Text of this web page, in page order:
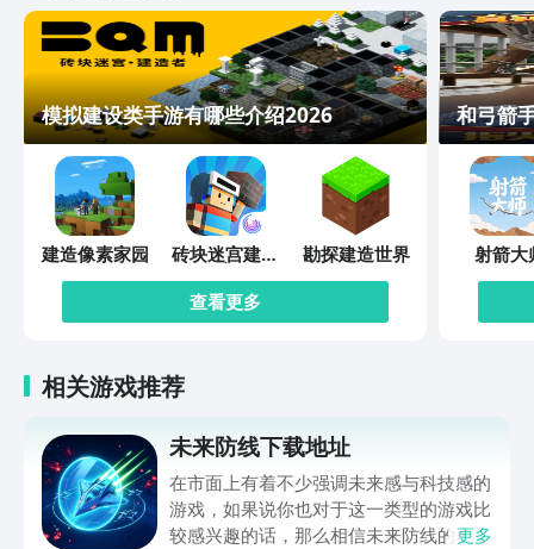
模拟建设类手游有哪些介绍2026
建造像素家园 砖块迷宫建造
者
勘探建造世界
查看更多
和弓箭
射箭大
相关游戏推荐
未来防线下载地址
在市面上有着不少强调未来感与科技感的
游戏，如果说你也对于这一类型的游戏比
较感兴趣的话，那么相信未来防线的名字
更多